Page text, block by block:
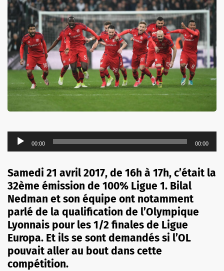
Lecteur
audio
00:00 00:00
Samedi 21 avril 2017, de 16h à 17h, c’était la
32ème émission de 100% Ligue 1. Bilal
Nedman et son équipe ont notamment
parlé de la qualification de l’Olympique
Lyonnais pour les 1/2 finales de Ligue
Europa. Et ils se sont demandés si l’OL
pouvait aller au bout dans cette
compétition.